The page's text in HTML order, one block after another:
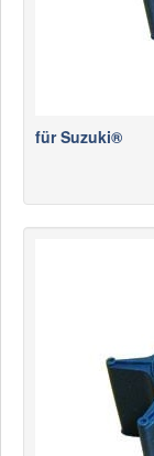
für Suzuki®